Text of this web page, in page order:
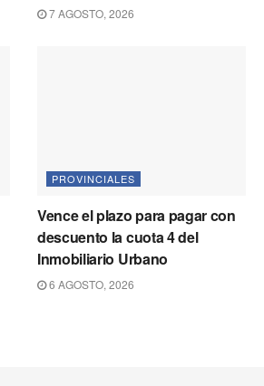
7 AGOSTO, 2026
PROVINCIALES
Vence el plazo para pagar con
descuento la cuota 4 del
Inmobiliario Urbano
6 AGOSTO, 2026